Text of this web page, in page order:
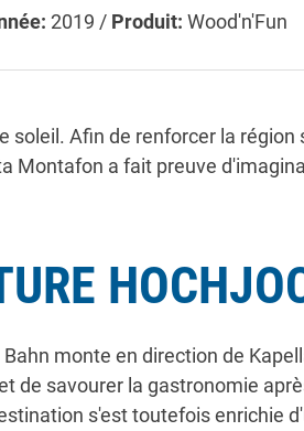
2019 / Produit: Wood'n'Fun
Afin de renforcer la
Montafon a fait preuve
monte en direction de
de savourer la gastronomie
s'est toutefois enrichie